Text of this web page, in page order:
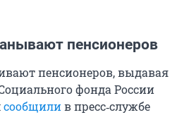
пенсионеров
пенсионеров, выдавая
фонда России
сообщилив пресс‑службе